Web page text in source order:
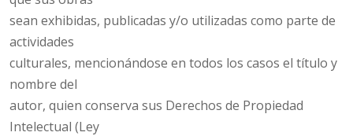
sean exhibidas, publicadas y/o utilizadas como parte de
actividades
culturales, mencionándose en todos los casos el título y
nombre del
autor, quien conserva sus Derechos de Propiedad
Intelectual (Ley